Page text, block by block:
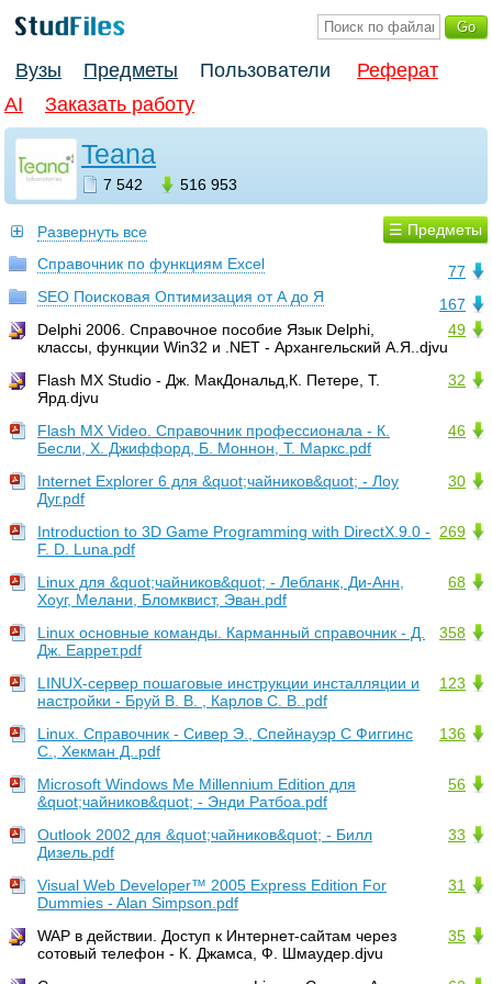
Вузы Предметы Пользователи
Реферат
AI
Заказать работу
Teana
7 542 516 953
☰ Предметы
Развернуть все
77
Cправочник по функциям Excel
167
SEO Поисковая Оптимизация от А до Я
49
Delphi 2006. Справочное пособие Язык Delphi,
классы, функции Win32 и .NET - Архангельский А.Я..djvu
32
Flash MX Studio - Дж. МакДональд,К. Петере, Т.
Ярд.djvu
46
Flash MX Video. Справочник профессионала - К.
Бесли, X. Джиффорд, Б. Моннон, Т. Маркс.pdf
30
Internet Explorer 6 для &quot;чайников&quot; - Лоу
Дуг.pdf
269
Introduction to 3D Game Programming with DirectX.9.0 -
F. D. Luna.pdf
68
Linux для &quot;чайников&quot; - Лебланк, Ди-Анн,
Хоуг, Мелани, Бломквист, Эван.pdf
358
Linux основные команды. Карманный справочник - Д.
Дж. Еаррет.pdf
123
LINUX-сервер пошаговые инструкции инсталляции и
настройки - Бруй В. В. , Карлов С. В..pdf
136
Linux. Справочник - Сивер Э., Спейнауэр С Фиггинс
С., Хекман Д..pdf
56
Microsoft Windows Me Millennium Edition для
&quot;чайников&quot; - Энди Ратбоа.pdf
33
Outlook 2002 для &quot;чайников&quot; - Билл
Дизель.pdf
31
Visual Web Developer™ 2005 Express Edition For
Dummies - Alan Simpson.pdf
35
WAP в действии. Доступ к Интернет-сайтам через
сотовый телефон - К. Джамса, Ф. Шмаудер.djvu